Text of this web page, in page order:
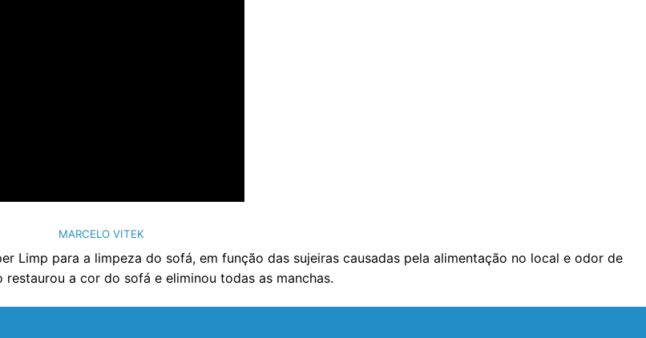
MARCELO VITEK
Limp para a limpeza do sofá, em função das sujeiras causadas pela alimentação no local e odor de
restaurou a cor do sofá e eliminou todas as manchas.